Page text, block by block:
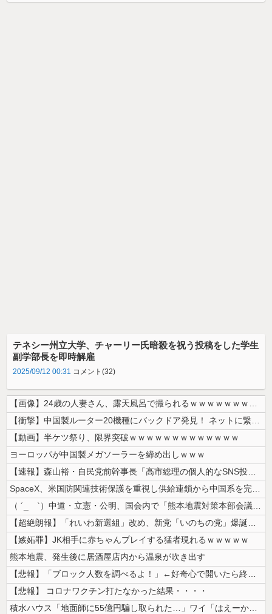
テネシー州立大学、チャーリー氏暗殺を祝う投稿をした学生
副学部長を即時解雇
2025/09/12 00:31 コメント(32)
【画像】24歳の人妻さん、露天風呂で撮られるｗｗｗｗｗｗｗｗｗｗｗｗ...
【衝撃】中国製ルーター20機種にバックドア発見！ ネットに繋ぐだけで3...
【動画】半ケツ祭り、限界突破ｗｗｗｗｗｗｗｗｗｗｗｗｗ
ヨーロッパが中国製メガソーラーを締め出しｗｗｗ
【速報】森山裕・自民党前幹事長「高市総理の個人的なSNS投稿が習近平主...
SpaceX、米国防関連技術保護を重視し供給連鎖から中国系を完全排除へ...
（ ´_ゝ`）中道・立憲・公明、国会内で「熊本地震対策本部会議」各省庁...
【超絶朗報】「れいわ新選組」改め、新党「いのちの党」爆誕！！！うおおお...
【嫉妬罪】JK相手に赤ちゃんプレイする猛者現れるｗｗｗｗｗ
熊本地震、発生後に居酒屋店内から温泉が吹き出す
【悲報】「ブロック人数を調べるよ！」←好奇心で開いたら終わるサイトだっ...
【悲報】 コロナワクチン打たなかった結果・・・・
積水ハウス「地面師に55億円騙し取られた…」ワイ「はえーかわいそう…会...